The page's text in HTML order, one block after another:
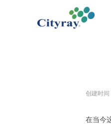
在当今
创建时间